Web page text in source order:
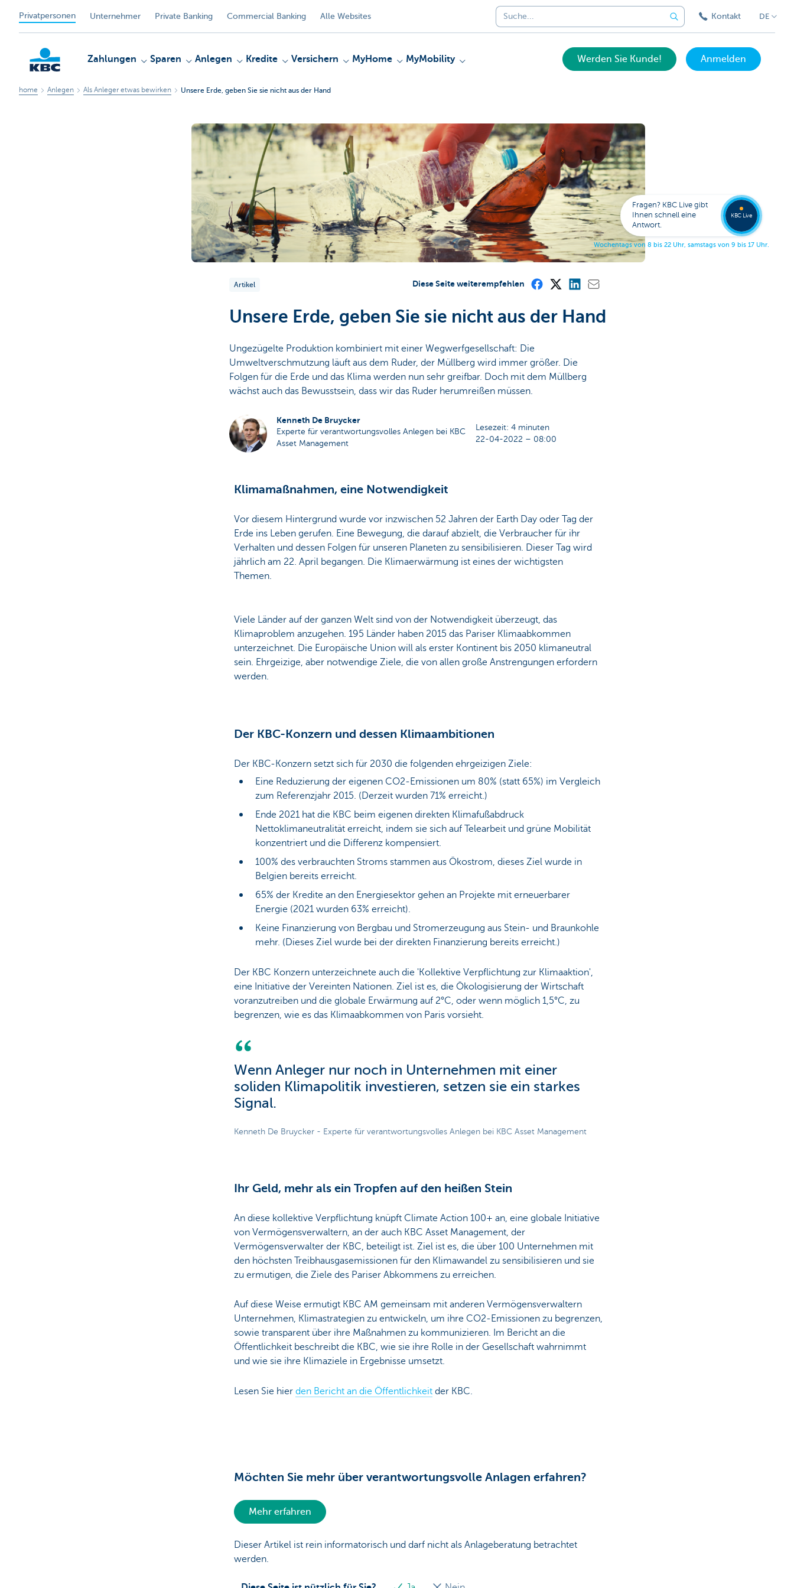
Privatpersonen Unternehmer Private Banking Commercial Banking Alle Websites Kontakt DE
Zahlungen Sparen Anlegen Kredite Versichern MyHome MyMobility Werden Sie Kunde! Anmelden
home Anlegen Als Anleger etwas bewirken Unsere Erde, geben Sie sie nicht aus der Hand
Artikel Diese Seite weiterempfehlen
Unsere Erde, geben Sie sie nicht aus der Hand
Ungezügelte Produktion kombiniert mit einer Wegwerfgesellschaft: Die
Umweltverschmutzung läuft aus dem Ruder, der Müllberg wird immer größer. Die
Folgen für die Erde und das Klima werden nun sehr greifbar. Doch mit dem Müllberg
wächst auch das Bewusstsein, dass wir das Ruder herumreißen müssen.
Kenneth De Bruycker
Experte für verantwortungsvolles Anlegen bei KBC
Asset Management
Lesezeit: 4 minuten
22-04-2022 – 08:00
Klimamaßnahmen, eine Notwendigkeit
Vor diesem Hintergrund wurde vor inzwischen 52 Jahren der Earth Day oder Tag der
Erde ins Leben gerufen. Eine Bewegung, die darauf abzielt, die Verbraucher für ihr
Verhalten und dessen Folgen für unseren Planeten zu sensibilisieren. Dieser Tag wird
jährlich am 22. April begangen. Die Klimaerwärmung ist eines der wichtigsten
Themen.
Viele Länder auf der ganzen Welt sind von der Notwendigkeit überzeugt, das
Klimaproblem anzugehen. 195 Länder haben 2015 das Pariser Klimaabkommen
unterzeichnet. Die Europäische Union will als erster Kontinent bis 2050 klimaneutral
sein. Ehrgeizige, aber notwendige Ziele, die von allen große Anstrengungen erfordern
werden.
Der KBC-Konzern und dessen Klimaambitionen
Der KBC-Konzern setzt sich für 2030 die folgenden ehrgeizigen Ziele:
Eine Reduzierung der eigenen CO2-Emissionen um 80% (statt 65%) im Vergleich
zum Referenzjahr 2015. (Derzeit wurden 71% erreicht.)
Ende 2021 hat die KBC beim eigenen direkten Klimafußabdruck
Nettoklimaneutralität erreicht, indem sie sich auf Telearbeit und grüne Mobilität
konzentriert und die Differenz kompensiert.
100% des verbrauchten Stroms stammen aus Ökostrom, dieses Ziel wurde in
Belgien bereits erreicht.
65% der Kredite an den Energiesektor gehen an Projekte mit erneuerbarer
Energie (2021 wurden 63% erreicht).
Keine Finanzierung von Bergbau und Stromerzeugung aus Stein- und Braunkohle
mehr. (Dieses Ziel wurde bei der direkten Finanzierung bereits erreicht.)
Der KBC Konzern unterzeichnete auch die 'Kollektive Verpflichtung zur Klimaaktion',
eine Initiative der Vereinten Nationen. Ziel ist es, die Ökologisierung der Wirtschaft
voranzutreiben und die globale Erwärmung auf 2°C, oder wenn möglich 1,5°C, zu
begrenzen, wie es das Klimaabkommen von Paris vorsieht.
Wenn Anleger nur noch in Unternehmen mit einer
soliden Klimapolitik investieren, setzen sie ein starkes
Signal.
Kenneth De Bruycker - Experte für verantwortungsvolles Anlegen bei KBC Asset Management
Ihr Geld, mehr als ein Tropfen auf den heißen Stein
An diese kollektive Verpflichtung knüpft Climate Action 100+ an, eine globale Initiative
von Vermögensverwaltern, an der auch KBC Asset Management, der
Vermögensverwalter der KBC, beteiligt ist. Ziel ist es, die über 100 Unternehmen mit
den höchsten Treibhausgasemissionen für den Klimawandel zu sensibilisieren und sie
zu ermutigen, die Ziele des Pariser Abkommens zu erreichen.
Auf diese Weise ermutigt KBC AM gemeinsam mit anderen Vermögensverwaltern
Unternehmen, Klimastrategien zu entwickeln, um ihre CO2-Emissionen zu begrenzen,
sowie transparent über ihre Maßnahmen zu kommunizieren. Im Bericht an die
Öffentlichkeit beschreibt die KBC, wie sie ihre Rolle in der Gesellschaft wahrnimmt
und wie sie ihre Klimaziele in Ergebnisse umsetzt.
Lesen Sie hier den Bericht an die Öffentlichkeitder KBC.
Möchten Sie mehr über verantwortungsvolle Anlagen erfahren?
Mehr erfahren
Dieser Artikel ist rein informatorisch und darf nicht als Anlageberatung betrachtet
werden.
Fragen? KBC Live gibt
Ihnen schnell eine
Antwort.
Wochentags von 8 bis 22 Uhr, samstags von 9 bis 17 Uhr.
KBC Live